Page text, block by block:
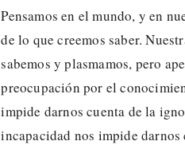
Pensamos en el mundo, y en
de lo que creemos saber.
sabemos y plasmamos, pero
preocupación por el
impide darnos cuenta de la
incapacidad nos impide